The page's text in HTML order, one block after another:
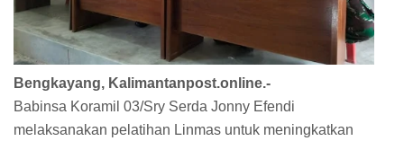
Bengkayang, Kalimantanpost.online.-
Babinsa Koramil 03/Sry Serda Jonny Efendi
melaksanakan pelatihan Linmas untuk meningkatkan